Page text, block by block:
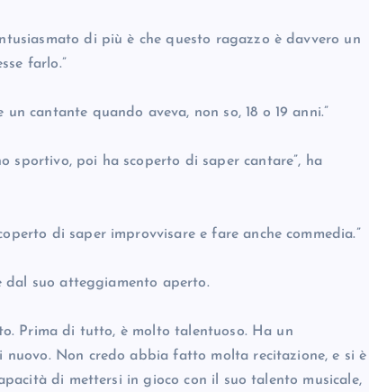
di più è che questo ragazzo è davvero un
farlo.”
cantante quando aveva, non so, 18 o 19 anni.”
sportivo, poi ha scoperto di saper cantare”, ha
di saper improvvisare e fare anche commedia.”
dal suo atteggiamento aperto.
Prima di tutto, è molto talentuoso. Ha un
Non credo abbia fatto molta recitazione, e si è
di mettersi in gioco con il suo talento musicale,